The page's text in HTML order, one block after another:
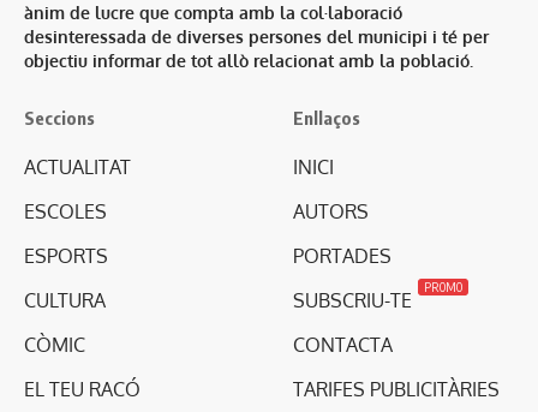
ànim de lucre que compta amb la col·laboració
desinteressada de diverses persones del municipi i té per
objectiu informar de tot allò relacionat amb la població.
Seccions
ACTUALITAT
ESCOLES
ESPORTS
CULTURA
CÒMIC
EL TEU RACÓ
Enllaços
INICI
AUTORS
PORTADES
SUBSCRIU-TE
PROMO
CONTACTA
TARIFES PUBLICITÀRIES